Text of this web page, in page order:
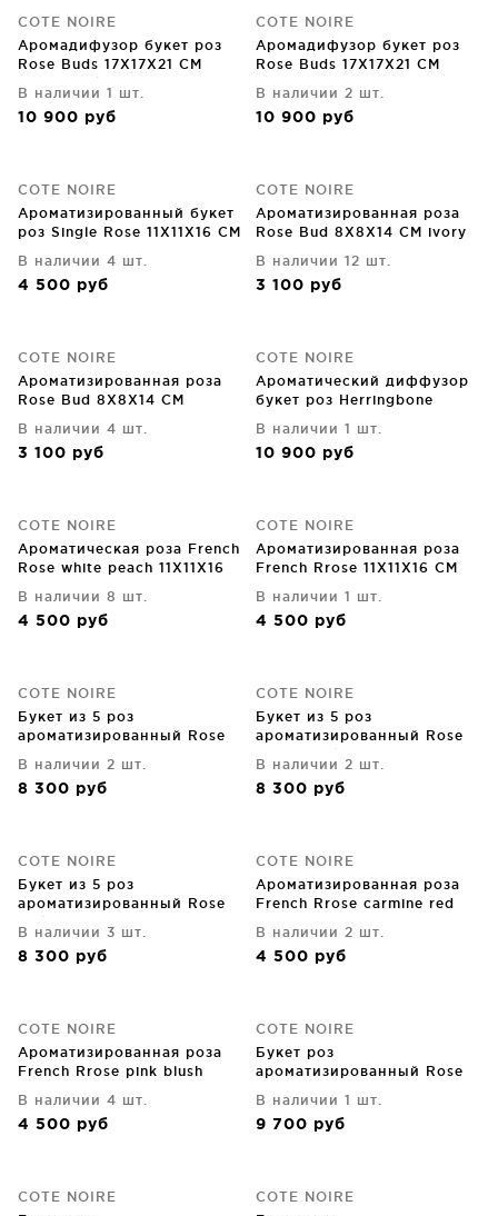
COTE NOIRE
Аромадифузор букет роз
Rose Buds 17X17X21 CM
french pink
В наличии 1 шт.
10 900 руб
COTE NOIRE
Аромадифузор букет роз
Rose Buds 17X17X21 CM
В наличии 2 шт.
10 900 руб
COTE NOIRE
Ароматизированный букет
роз Single Rose 11X11X16 CM
В наличии 4 шт.
4 500 руб
COTE NOIRE
Ароматизированная роза
Rose Bud 8X8X14 CM ivory
В наличии 12 шт.
3 100 руб
COTE NOIRE
Ароматизированная роза
Rose Bud 8X8X14 CM
В наличии 4 шт.
3 100 руб
COTE NOIRE
Ароматический диффузор
букет роз Herringbone
В наличии 1 шт.
10 900 руб
COTE NOIRE
Ароматическая роза French
Rose white peach 11X11X16
В наличии 8 шт.
4 500 руб
COTE NOIRE
Ароматизированная роза
French Rrose 11X11X16 CM
В наличии 1 шт.
4 500 руб
COTE NOIRE
Букет из 5 роз
ароматизированный Rose
В наличии 2 шт.
8 300 руб
COTE NOIRE
Букет из 5 роз
ароматизированный Rose
french pink 17X17X17 CM
В наличии 2 шт.
8 300 руб
COTE NOIRE
Букет из 5 роз
ароматизированный Rose
pink blush 17X17X17 CM
В наличии 3 шт.
8 300 руб
COTE NOIRE
Ароматизированная роза
French Rrose carmine red
В наличии 2 шт.
4 500 руб
COTE NOIRE
Ароматизированная роза
French Rrose pink blush
В наличии 4 шт.
4 500 руб
COTE NOIRE
Букет роз
ароматизированный Rose
В наличии 1 шт.
9 700 руб
COTE NOIRE
COTE NOIRE